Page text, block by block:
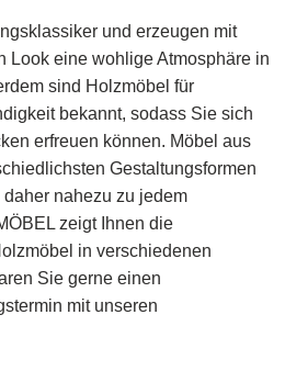
und erzeugen mit
Look eine wohlige Atmosphäre in
sind Holzmöbel für
bekannt, sodass Sie sich
erfreuen können. Möbel aus
Gestaltungsformen
nahezu zu jedem
zeigt Ihnen die
in verschiedenen
Sie gerne einen
mit unseren